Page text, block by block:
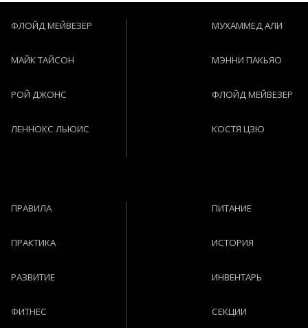
ФЛОЙД МЕЙВЕЗЕР
МАЙК ТАЙСОН
РОЙ ДЖОНС
ЛЕННОКС ЛЬЮИС
МУХАММЕД АЛИ
МЭННИ ПАКЬЯО
ФЛОЙД МЕЙВЕЗЕР
КОСТЯ ЦЗЮ
ПРАВИЛА
ПРАКТИКА
РАЗВИТИЕ
ФИТНЕС
ПИТАНИЕ
ИСТОРИЯ
ИНВЕНТАРЬ
СЕКЦИИ